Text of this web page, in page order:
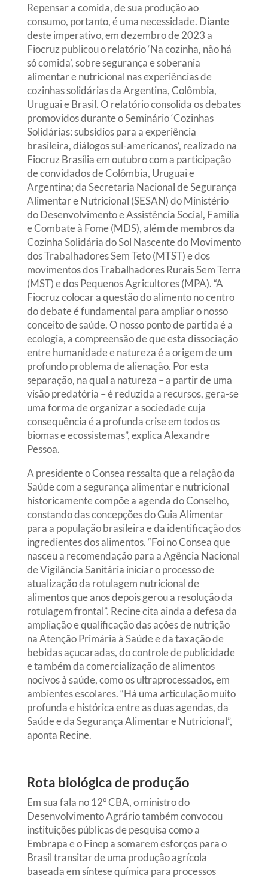
Repensar a comida, de sua produção ao
consumo, portanto, é uma necessidade. Diante
deste imperativo, em dezembro de 2023 a
Fiocruz publicou o relatório ‘Na cozinha, não há
só comida’, sobre segurança e soberania
alimentar e nutricional nas experiências de
cozinhas solidárias da Argentina, Colômbia,
Uruguai e Brasil. O relatório consolida os debates
promovidos durante o Seminário ‘Cozinhas
Solidárias: subsídios para a experiência
brasileira, diálogos sul-americanos’, realizado na
Fiocruz Brasília em outubro com a participação
de convidados de Colômbia, Uruguai e
Argentina; da Secretaria Nacional de Segurança
Alimentar e Nutricional (SESAN) do Ministério
do Desenvolvimento e Assistência Social, Família
e Combate à Fome (MDS), além de membros da
Cozinha Solidária do Sol Nascente do Movimento
dos Trabalhadores Sem Teto (MTST) e dos
movimentos dos Trabalhadores Rurais Sem Terra
(MST) e dos Pequenos Agricultores (MPA). “A
Fiocruz colocar a questão do alimento no centro
do debate é fundamental para ampliar o nosso
conceito de saúde. O nosso ponto de partida é a
ecologia, a compreensão de que esta dissociação
entre humanidade e natureza é a origem de um
profundo problema de alienação. Por esta
separação, na qual a natureza – a partir de uma
visão predatória – é reduzida a recursos, gera-se
uma forma de organizar a sociedade cuja
consequência é a profunda crise em todos os
biomas e ecossistemas”, explica Alexandre
Pessoa.
A presidente o Consea ressalta que a relação da
Saúde com a segurança alimentar e nutricional
historicamente compõe a agenda do Conselho,
constando das concepções do Guia Alimentar
para a população brasileira e da identificação dos
ingredientes dos alimentos. “Foi no Consea que
nasceu a recomendação para a Agência Nacional
de Vigilância Sanitária iniciar o processo de
atualização da rotulagem nutricional de
alimentos que anos depois gerou a resolução da
rotulagem frontal”. Recine cita ainda a defesa da
ampliação e qualificação das ações de nutrição
na Atenção Primária à Saúde e da taxação de
bebidas açucaradas, do controle de publicidade
e também da comercialização de alimentos
nocivos à saúde, como os ultraprocessados, em
ambientes escolares. “Há uma articulação muito
profunda e histórica entre as duas agendas, da
Saúde e da Segurança Alimentar e Nutricional”,
aponta Recine.
Rota biológica de produção
Em sua fala no 12º CBA, o ministro do
Desenvolvimento Agrário também convocou
instituições públicas de pesquisa como a
Embrapa e o Finep a somarem esforços para o
Brasil transitar de uma produção agrícola
baseada em síntese química para processos